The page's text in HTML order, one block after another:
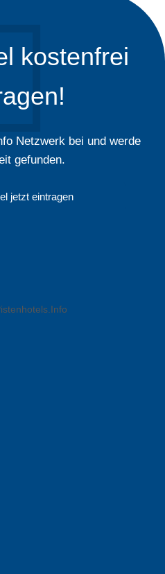
kostenfrei
Netzwerk bei und werde
gefunden.
jetzt eintragen